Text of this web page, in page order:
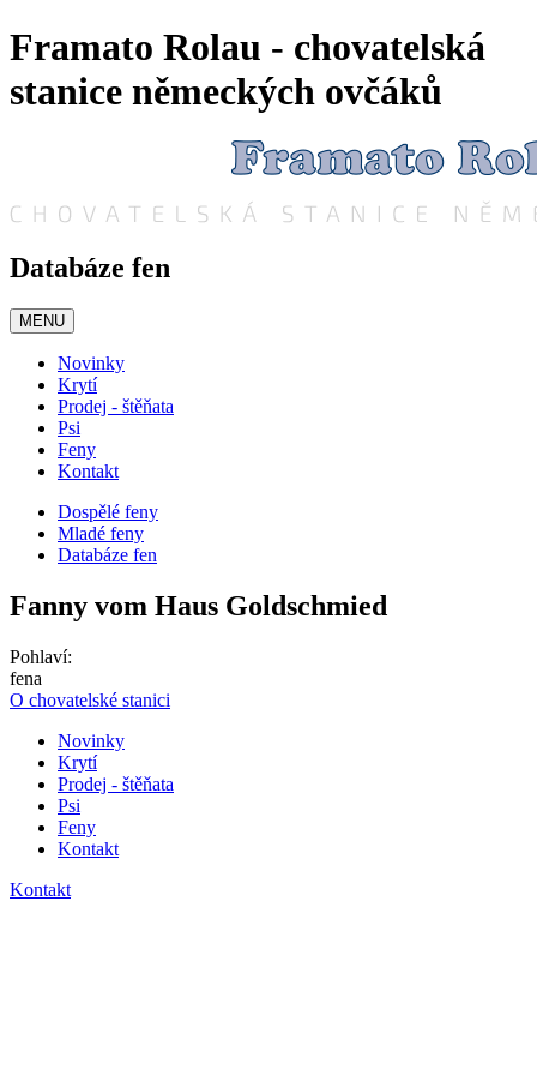
Framato Rolau - chovatelská
stanice německých ovčáků
Databáze fen
MENU
Novinky
Krytí
Prodej - štěňata
Psi
Feny
Kontakt
Dospělé feny
Mladé feny
Databáze fen
Fanny vom Haus Goldschmied
Pohlaví:
fena
O chovatelské stanici
Novinky
Krytí
Prodej - štěňata
Psi
Feny
Kontakt
Kontakt